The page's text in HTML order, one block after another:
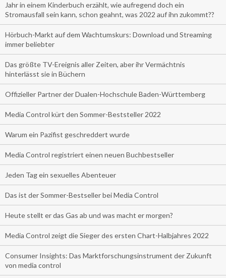
Jahr in einem Kinderbuch erzählt, wie aufregend doch ein
Stromausfall sein kann, schon geahnt, was 2022 auf ihn zukommt??
Hörbuch-Markt auf dem Wachtumskurs: Download und Streaming
immer beliebter
Das größte TV-Ereignis aller Zeiten, aber ihr Vermächtnis
hinterlässt sie in Büchern
Offizieller Partner der Dualen-Hochschule Baden-Württemberg
Media Control kürt den Sommer-Beststeller 2022
Warum ein Pazifist geschreddert wurde
Media Control registriert einen neuen Buchbestseller
Jeden Tag ein sexuelles Abenteuer
Das ist der Sommer-Bestseller bei Media Control
Heute stellt er das Gas ab und was macht er morgen?
Media Control zeigt die Sieger des ersten Chart-Halbjahres 2022
Consumer Insights: Das Marktforschungsinstrument der Zukunft
von media control